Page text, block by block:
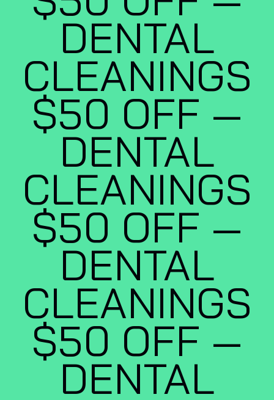
DENTAL
CLEANINGS
$50 OFF —
DENTAL
CLEANINGS
$50 OFF —
DENTAL
CLEANINGS
$50 OFF —
DENTAL